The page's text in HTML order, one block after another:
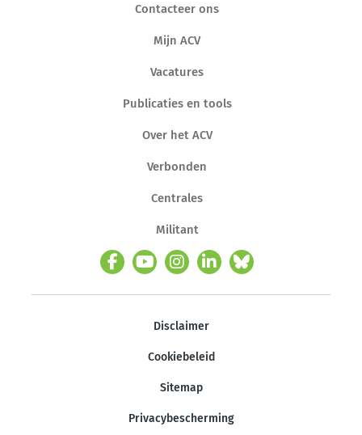
Contacteer ons
Mijn ACV
Vacatures
Publicaties en tools
Over het ACV
Verbonden
Centrales
Militant
Disclaimer
Cookiebeleid
Sitemap
Privacybescherming